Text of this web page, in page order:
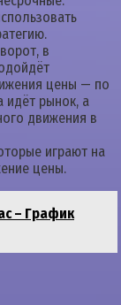
в
цены — по
идёт рынок, а
движения в
играют на
цены.
– График